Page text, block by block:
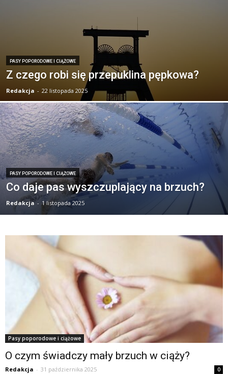
PASY POPORODOWE I CIĄŻOWE
Z czego robi się przepuklina pępkowa?
Redakcja - 22 listopada 2025
PASY POPORODOWE I CIĄŻOWE
Co daje pas wyszczuplający na brzuch?
Redakcja - 1 listopada 2025
Pasy poporodowe i ciążowe
O czym świadczy mały brzuch w ciąży?
Redakcja - 31 października 2025 0